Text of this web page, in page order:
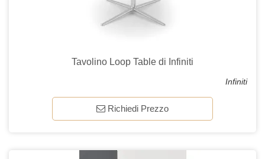
Tavolino Loop Table di Infiniti
Infiniti
Richiedi Prezzo